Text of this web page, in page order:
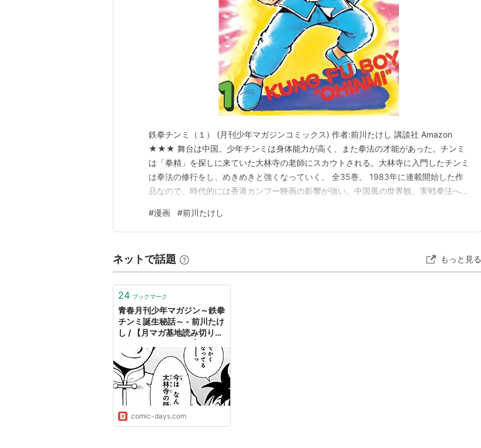
鉄拳チンミ（１） (月刊少年マガジンコミックス) 作者:前川たけし 講談社 Amazon
★★★ 舞台は中国。少年チンミは身体能力が高く、また拳法の才能があった。チンミ
は「拳精」を探しに来ていた大林寺の老師にスカウトされる。大林寺に入門したチンミ
は拳法の修行をし、めきめきと強くなっていく。 全35巻。 1983年に連載開始した作
品なので、時代的には香港カンフー映画の影響が強い。中国風の世界観、実戦拳法への
継いでいる。 主人公のチンミは、最初から身体能力が高い天才である。普通の少年が
努力によって地道に成長するのではなく…
#漫画 #前川たけし
ネットで話題 もっと見る
24 ブックマーク
青春月刊少年マガジン～鉄拳
チンミ誕生秘話～ - 前川たけ
し / 【月マガ基地読み切り】
基地
comic-days.com